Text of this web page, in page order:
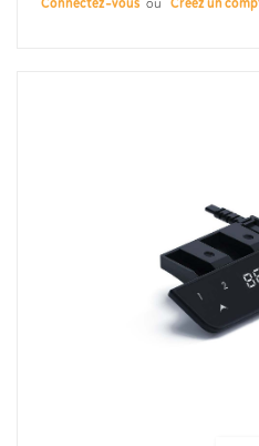
Connectez-vous ou Créez un